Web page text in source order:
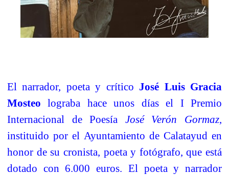
El narrador, poeta y crítico José Luis Gracia
Mosteo lograba hace unos días el I Premio
Internacional de Poesía José Verón Gormaz,
instituido por el Ayuntamiento de Calatayud en
honor de su cronista, poeta y fotógrafo, que está
dotado con 6.000 euros. El poeta y narrador